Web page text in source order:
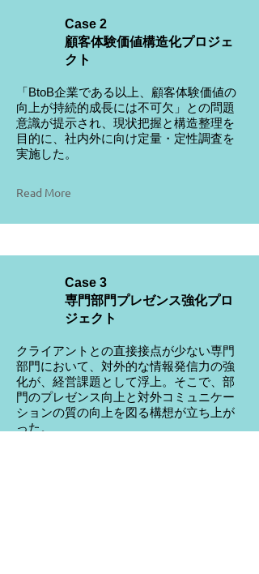
Case 2
顧客体験価値構造化プロジェ
クト
「BtoB企業である以上、顧客体験価値の
向上が持続的成長には不可欠」との問題
意識が提示され、現状把握と構造整理を
目的に、社内外に向け定量・定性調査を
実施した。
Read More
Case 3
専門部門プレゼンス強化プロ
ジェクト
クライアントとの直接接点が少ない専門
部門において、対外的な情報発信力の強
化が、経営課題として浮上。そこで、部
門のプレゼンス向上と対外コミュニケー
ションの質の向上を図る構想が立ち上が
った。